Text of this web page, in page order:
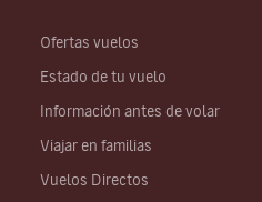
Ofertas vuelos
Estado de tu vuelo
Información antes de volar
Viajar en familias
Vuelos Directos